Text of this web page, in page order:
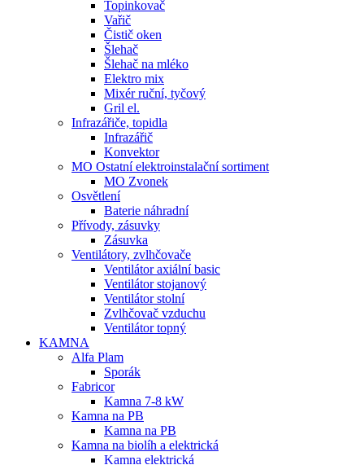
Topinkovač
Vařič
Čistič oken
Šlehač
Šlehač na mléko
Elektro mix
Mixér ruční, tyčový
Gril el.
Infrazářiče, topidla
Infrazářič
Konvektor
MO Ostatní elektroinstalační sortiment
MO Zvonek
Osvětlení
Baterie náhradní
Přívody, zásuvky
Zásuvka
Ventilátory, zvlhčovače
Ventilátor axiální basic
Ventilátor stojanový
Ventilátor stolní
Zvlhčovač vzduchu
Ventilátor topný
KAMNA
Alfa Plam
Sporák
Fabricor
Kamna 7-8 kW
Kamna na PB
Kamna na PB
Kamna na biolíh a elektrická
Kamna elektrická